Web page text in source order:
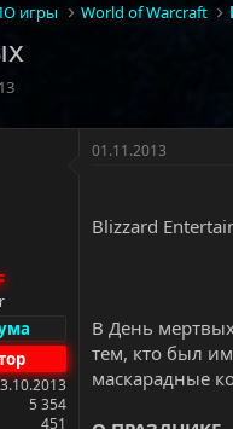
игры World of Warcraft
5 354
451
01.11.2013
Blizzard
В День
тем, кто был
маскарадные